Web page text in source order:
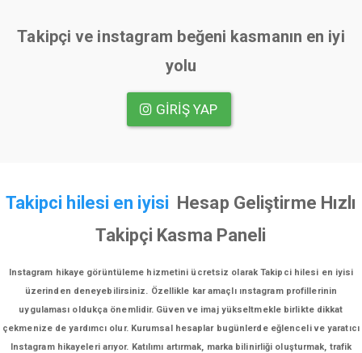
Takipçi ve instagram beğeni kasmanın en iyi
yolu
GIRIŞ YAP
Takipci hilesi en iyisi Hesap Geliştirme Hızlı
Takipçi Kasma Paneli
Instagram hikaye görüntüleme hizmetini ücretsiz olarak Takipci hilesi en iyisi
üzerinden deneyebilirsiniz. Özellikle kar amaçlı ınstagram profillerinin
uygulaması oldukça önemlidir. Güven ve imaj yükseltmekle birlikte dikkat
çekmenize de yardımcı olur. Kurumsal hesaplar bugünlerde eğlenceli ve yaratıcı
Instagram hikayeleri arıyor. Katılımı artırmak, marka bilinirliği oluşturmak, trafik